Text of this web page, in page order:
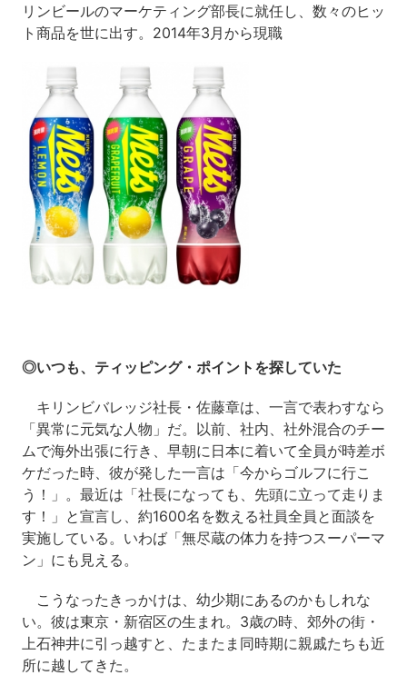
リンビールのマーケティング部長に就任し、数々のヒッ
ト商品を世に出す。2014年3月から現職
◎いつも、ティッピング・ポイントを探していた
キリンビバレッジ社長・佐藤章は、一言で表わすなら
「異常に元気な人物」だ。以前、社内、社外混合のチー
ムで海外出張に行き、早朝に日本に着いて全員が時差ボ
ケだった時、彼が発した一言は「今からゴルフに行こ
う！」。最近は「社長になっても、先頭に立って走りま
す！」と宣言し、約1600名を数える社員全員と面談を
実施している。いわば「無尽蔵の体力を持つスーパーマ
ン」にも見える。
こうなったきっかけは、幼少期にあるのかもしれな
い。彼は東京・新宿区の生まれ。3歳の時、郊外の街・
上石神井に引っ越すと、たまたま同時期に親戚たちも近
所に越してきた。